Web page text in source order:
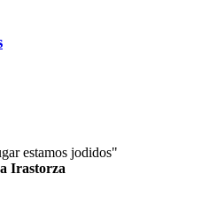
estamos jodidos"
Irastorza